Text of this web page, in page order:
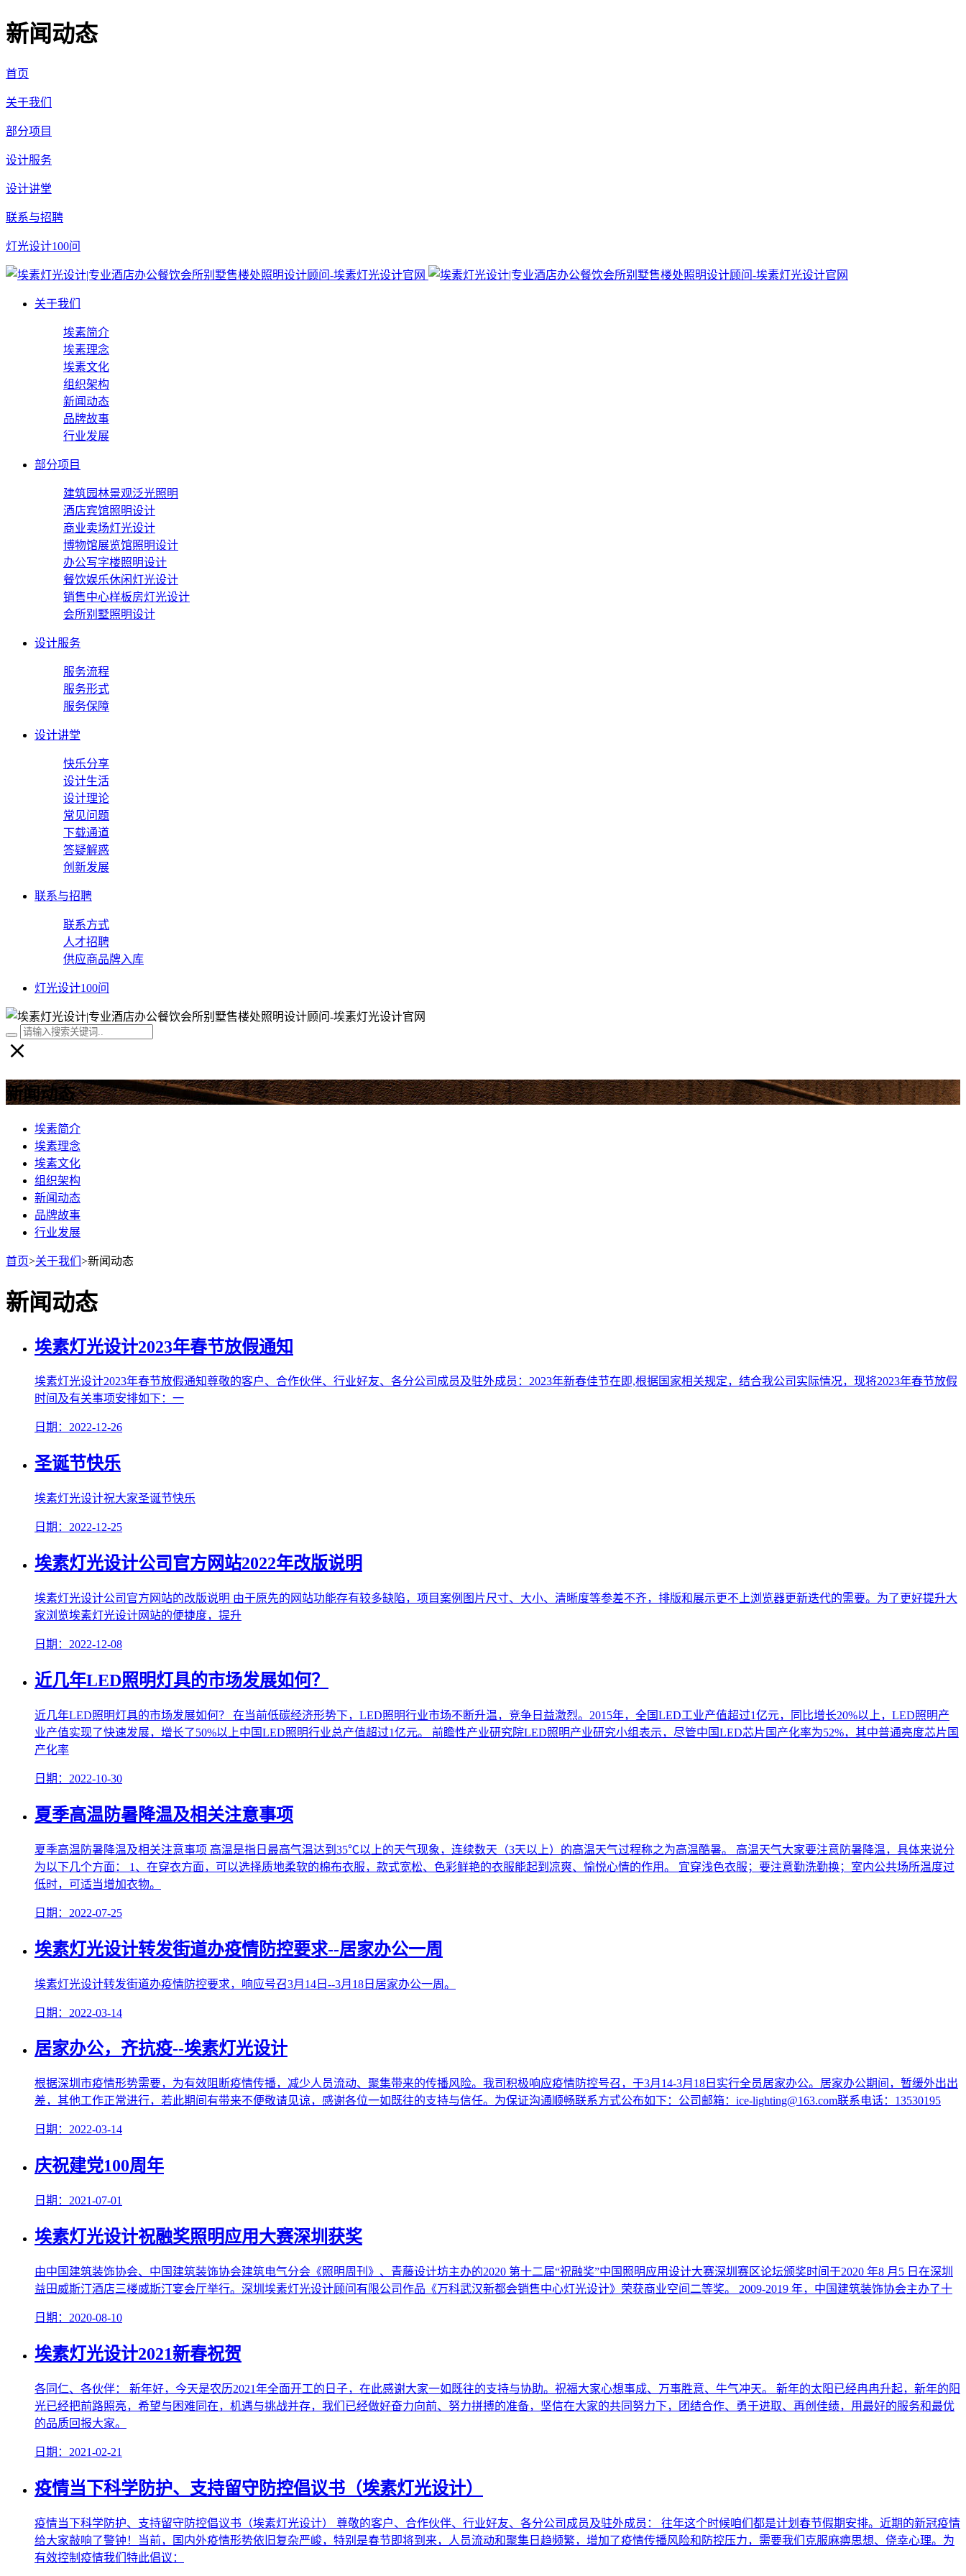
新闻动态
首页
关于我们
部分项目
设计服务
设计讲堂
联系与招聘
灯光设计100问
关于我们
埃素简介
埃素理念
埃素文化
组织架构
新闻动态
品牌故事
行业发展
部分项目
建筑园林景观泛光照明
酒店宾馆照明设计
商业卖场灯光设计
博物馆展览馆照明设计
办公写字楼照明设计
餐饮娱乐休闲灯光设计
销售中心样板房灯光设计
会所别墅照明设计
设计服务
服务流程
服务形式
服务保障
设计讲堂
快乐分享
设计生活
设计理论
常见问题
下载通道
答疑解惑
创新发展
联系与招聘
联系方式
人才招聘
供应商品牌入库
灯光设计100问
新闻动态
埃素简介
埃素理念
埃素文化
组织架构
新闻动态
品牌故事
行业发展
首页>关于我们 >新闻动态
新闻动态
埃素灯光设计2023年春节放假通知
埃素灯光设计2023年春节放假通知尊敬的客户、合作伙伴、行业好友、各分公司成员及驻外成员：2023年新春佳节在即,根据国家相关规定，结合我公司实际情况，现将2023年春节放假
时间及有关事项安排如下：一
日期：2022-12-26
圣诞节快乐
埃素灯光设计祝大家圣诞节快乐
日期：2022-12-25
埃素灯光设计公司官方网站2022年改版说明
埃素灯光设计公司官方网站的改版说明 由于原先的网站功能存有较多缺陷，项目案例图片尺寸、大小、清晰度等参差不齐，排版和展示更不上浏览器更新迭代的需要。为了更好提升大
家浏览埃素灯光设计网站的便捷度，提升
日期：2022-12-08
近几年LED照明灯具的市场发展如何？
近几年LED照明灯具的市场发展如何？ 在当前低碳经济形势下，LED照明行业市场不断升温，竞争日益激烈。2015年，全国LED工业产值超过1亿元，同比增长20%以上，LED照明产
业产值实现了快速发展，增长了50%以上中国LED照明行业总产值超过1亿元。 前瞻性产业研究院LED照明产业研究小组表示，尽管中国LED芯片国产化率为52%，其中普通亮度芯片国
产化率
日期：2022-10-30
夏季高温防暑降温及相关注意事项
夏季高温防暑降温及相关注意事项 高温是指日最高气温达到35℃以上的天气现象，连续数天（3天以上）的高温天气过程称之为高温酷暑。 高温天气大家要注意防暑降温，具体来说分
为以下几个方面： 1、在穿衣方面，可以选择质地柔软的棉布衣服，款式宽松、色彩鲜艳的衣服能起到凉爽、愉悦心情的作用。 宜穿浅色衣服；要注意勤洗勤换；室内公共场所温度过
低时，可适当增加衣物。
日期：2022-07-25
埃素灯光设计转发街道办疫情防控要求--居家办公一周
埃素灯光设计转发街道办疫情防控要求，响应号召3月14日--3月18日居家办公一周。
日期：2022-03-14
居家办公，齐抗疫--埃素灯光设计
根据深圳市疫情形势需要，为有效阻断疫情传播，减少人员流动、聚集带来的传播风险。我司积极响应疫情防控号召，于3月14-3月18日实行全员居家办公。居家办公期间，暂缓外出出
差，其他工作正常进行，若此期间有带来不便敬请见谅，感谢各位一如既往的支持与信任。为保证沟通顺畅联系方式公布如下：公司邮箱：ice-lighting@163.com联系电话：13530195
日期：2022-03-14
庆祝建党100周年
日期：2021-07-01
埃素灯光设计祝融奖照明应用大赛深圳获奖
由中国建筑装饰协会、中国建筑装饰协会建筑电气分会《照明周刊》、青藤设计坊主办的2020 第十二届“祝融奖”中国照明应用设计大赛深圳赛区论坛颁奖时间于2020 年8 月5 日在深圳
益田威斯汀酒店三楼威斯汀宴会厅举行。深圳埃素灯光设计顾问有限公司作品《万科武汉新都会销售中心灯光设计》荣获商业空间二等奖。 2009-2019 年，中国建筑装饰协会主办了十
日期：2020-08-10
埃素灯光设计2021新春祝贺
各同仁、各伙伴： 新年好，今天是农历2021年全面开工的日子，在此感谢大家一如既往的支持与协助。祝福大家心想事成、万事胜意、牛气冲天。 新年的太阳已经冉冉升起，新年的阳
光已经把前路照亮，希望与困难同在，机遇与挑战并存，我们已经做好奋力向前、努力拼搏的准备，坚信在大家的共同努力下，团结合作、勇于进取、再创佳绩，用最好的服务和最优
的品质回报大家。
日期：2021-02-21
疫情当下科学防护、支持留守防控倡议书（埃素灯光设计）
疫情当下科学防护、支持留守防控倡议书（埃素灯光设计） 尊敬的客户、合作伙伴、行业好友、各分公司成员及驻外成员： 往年这个时候咱们都是计划春节假期安排。近期的新冠疫情
给大家敲响了警钟！当前，国内外疫情形势依旧复杂严峻，特别是春节即将到来，人员流动和聚集日趋频繁，增加了疫情传播风险和防控压力，需要我们克服麻痹思想、侥幸心理。为
有效控制疫情我们特此倡议：